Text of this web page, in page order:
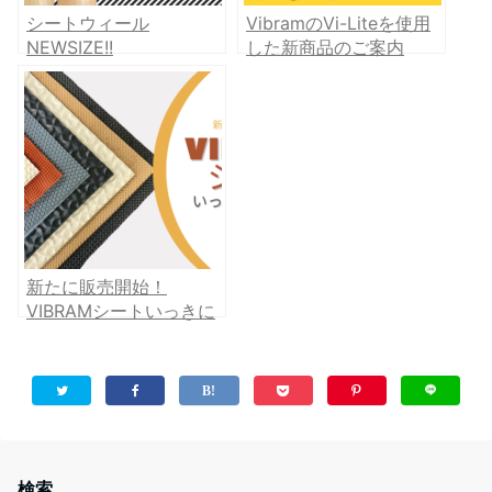
シートウィール
NEWSIZE!!
VibramのVi-Liteを使用
した新商品のご案内
新たに販売開始！
VIBRAMシートいっきに